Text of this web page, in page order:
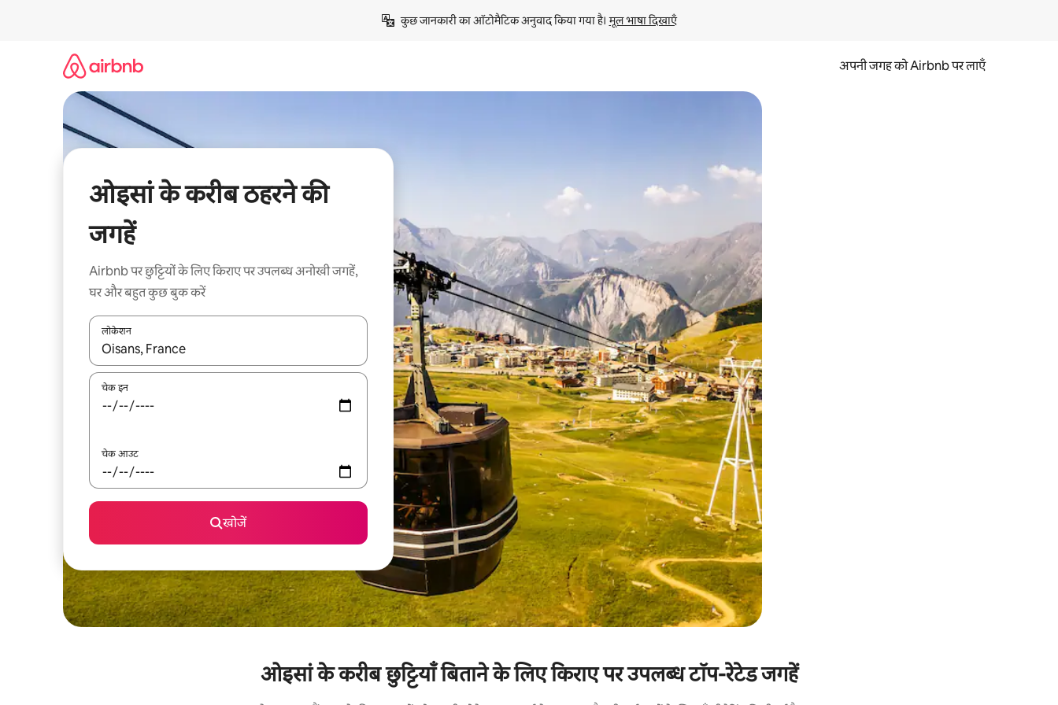
कुछ जानकारी का ऑटोमैटिक अनुवाद किया गया है। मूल भाषा दिखाएँ
अपनी जगह को Airbnb पर लाएँ
ओइसां के करीब ठहरने की
जगहें
Airbnb पर छुट्टियों के लिए किराए पर उपलब्ध अनोखी जगहें,
घर और बहुत कुछ बुक करें
लोकेशन
नतीजों के उपलब्ध होने पर, अप और डाउन 'ऐरो की' का इस्तेमाल करके नेविगेट करें या टच या फिर स्वाइप जेस्चर का इस्तेमाल करके एक्सप्लोर करें।
चेक इन
चेक आउट
खोजें
ओइसां के करीब छुट्टियाँ बिताने के लिए किराए पर उपलब्ध टॉप-रेटेड जगहें